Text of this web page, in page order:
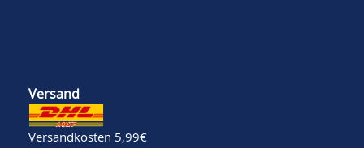
Versand
Versandkosten 5,99€